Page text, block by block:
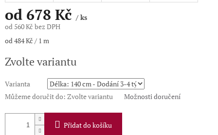
od 678 Kč / ks
od 560 Kč bez DPH
Měrná
od 484 Kč / 1 m
Zvolte variantu
Varianta
Můžeme doručit do: Zvolte variantu Možnosti doručení
Přidat do košíku